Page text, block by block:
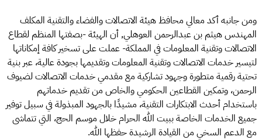
ومن جانبه أكد معالي محافظ هيئة الاتصالات والفضاء والتقنية المكلف
المهندس هيثم بن عبدالرحمن العوهلي, أن الهيئة -بصفتها المنظم لقطاع
الاتصالات وتقنية المعلومات في المملكة- عملت على تسخير كافة إمكاناتها
لتيسير خدمات الاتصالات وتقنية المعلومات وتقديمها بجودة عالية، عبر بنية
تحتية رقمية متطورة وجهود تشاركية مع مقدمي خدمات الاتصالات لضيوف
الرحمن، وتمكين القطاعين الحكومي والخاص من تقديم خدماتهم
باستخدام أحدث الابتكارات التقنية، مشيدًا بالجهود المبذولة في سبيل توفير
جميع الخدمات الخاصة ببيت الله الحرام خلال موسم الحج، التي تتماشى
مع الدعم السخي من القيادة الرشيدة حفظها الله.